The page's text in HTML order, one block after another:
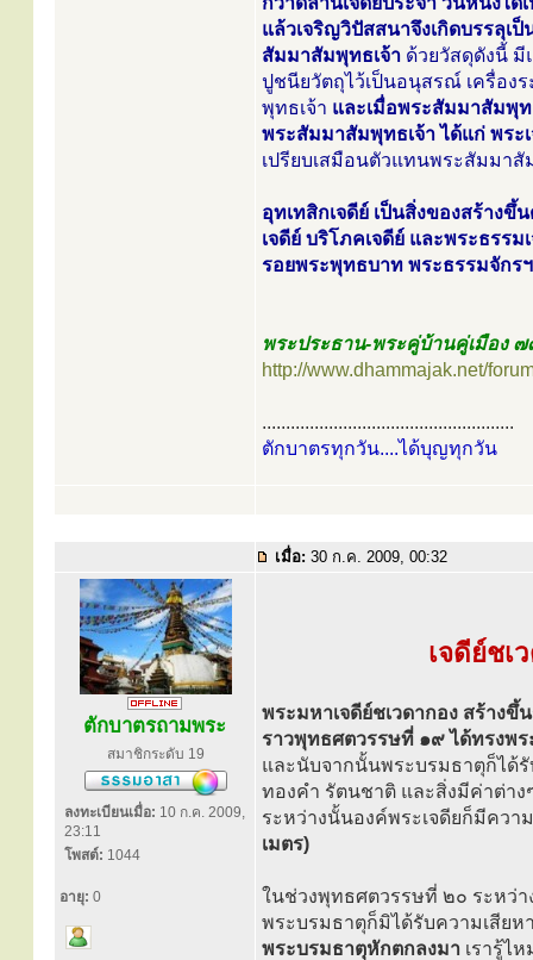
แล้วเจริญวิปัสสนาจึงเกิดบรรลุ
สัมมาสัมพุทธเจ้า ด้วยวัสดุดังนี้ มี
ปูชนียวัตถุไว้เป็นอนุสรณ์ เครื่อง
พุทธเจ้า และเมื่อพระสัมมาสัมพุ
พระสัมมาสัมพุทธเจ้า ได้แก่ พระ
เปรียบเสมือนตัวแทนพระสัมมา
อุทเทสิกเจดีย์ เป็นสิ่งของสร้าง
เจดีย์ บริโภคเจดีย์ และพระธรร
รอยพระพุทธบาท พระธรรมจักร
พระประธาน-พระคู่บ้านคู่เมือง ๗
http://www.dhammajak.net/
.....................................................
ตักบาตรทุกวัน....ได้บุญทุกวัน
เมื่อ: 30 ก.ค. 2009, 00:32
ตักบาตรถามพระ
สมาชิกระดับ 19
ลงทะเบียนเมื่อ: 10 ก.ค. 2009,
23:11
โพสต์: 1044
อายุ: 0
เจดีย์ชเ
พระมหาเจดีย์ชเวดากอง สร้าง
ราวพุทธศตวรรษที่ ๑๙ ได้ทรงพร
และนับจากนั้นพระบรมธาตุก็ไ
ทองคำ รัตนชาติ และสิ่งมีค่าต่าง
ระหว่างนั้นองค์พระเจดียก็มีควา
เมตร)
ในช่วงพุทธศตวรรษที่ ๒๐ ระหว่
พระบรมธาตุก็มิได้รับความเสียห
พระบรมธาตุหักตกลงมา เรารู้ไ